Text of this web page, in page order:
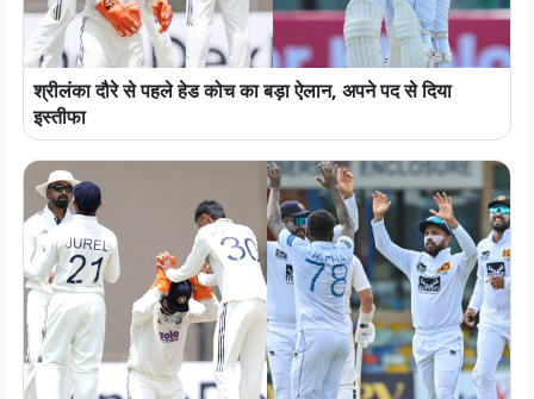
श्रीलंका दौरे से पहले हेड कोच का बड़ा ऐलान, अपने पद से दिया
इस्तीफा